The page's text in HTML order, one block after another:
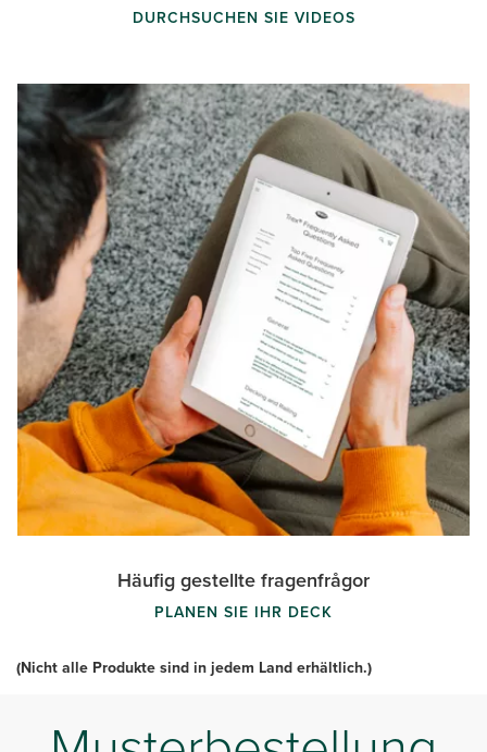
DURCHSUCHEN SIE VIDEOS
Häufig gestellte fragenfrågor
PLANEN SIE IHR DECK
(Nicht alle Produkte sind in jedem Land erhältlich.)